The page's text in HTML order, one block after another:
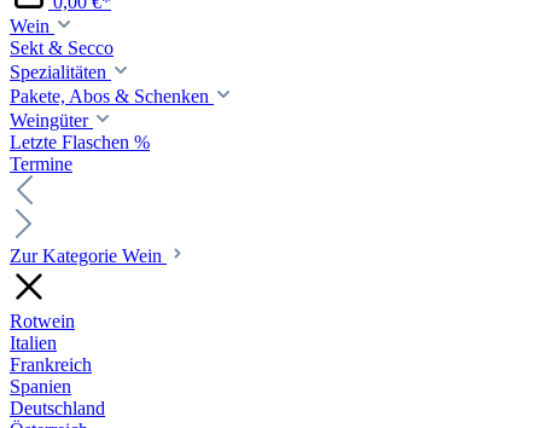
Wein
Sekt & Secco
Spezialitäten
Pakete, Abos & Schenken
Weingüter
Letzte Flaschen %
Termine
Zur Kategorie Wein
Rotwein
Italien
Frankreich
Spanien
Deutschland